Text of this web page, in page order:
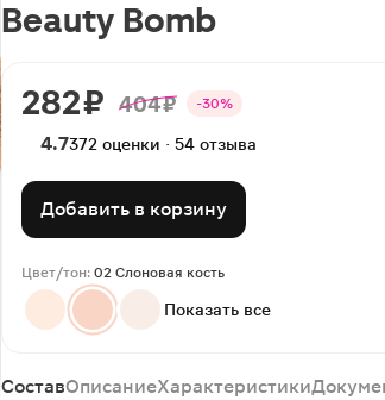
Beauty Bomb
282 ₽ 404 ₽ -30%
4.7372 оценки · 54 отзыва
Добавить в корзину
Цвет/тон: 02 Слоновая кость
Показать все
СоставОписаниеХарактеристики